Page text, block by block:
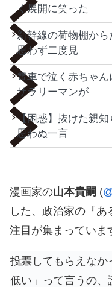
く展開に笑った
新幹線の荷物棚か
思わず二度見
電車で泣く赤ちゃん
サラリーマンが
【困惑】抜けた親
思わぬ一言
漫画家の山本貴嗣 (
した、政治家の『
注目が集まっていま
投票してもらえな
低い」って言うの